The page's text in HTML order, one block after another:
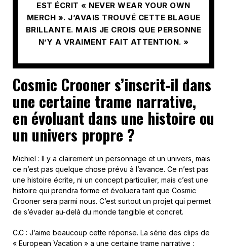
EST ÉCRIT « NEVER WEAR YOUR OWN
MERCH ». J’AVAIS TROUVÉ CETTE BLAGUE
BRILLANTE. MAIS JE CROIS QUE PERSONNE
N’Y A VRAIMENT FAIT ATTENTION. »
Cosmic Crooner s’inscrit-il dans
une certaine trame narrative,
en évoluant dans une histoire ou
un univers propre ?
Michiel : Il y a clairement un personnage et un univers, mais
ce n’est pas quelque chose prévu à l’avance. Ce n’est pas
une histoire écrite, ni un concept particulier, mais c’est une
histoire qui prendra forme et évoluera tant que Cosmic
Crooner sera parmi nous. C’est surtout un projet qui permet
de s’évader au-delà du monde tangible et concret.
C.C : J’aime beaucoup cette réponse. La série des clips de
« European Vacation » a une certaine trame narrative :